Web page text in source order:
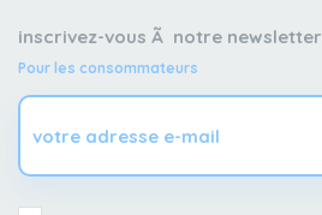
inscrivez-vous Ã notre newsletter
Pour les consommateurs